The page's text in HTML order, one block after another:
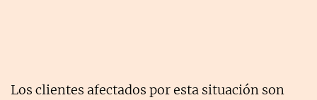
Los clientes afectados por esta situación son